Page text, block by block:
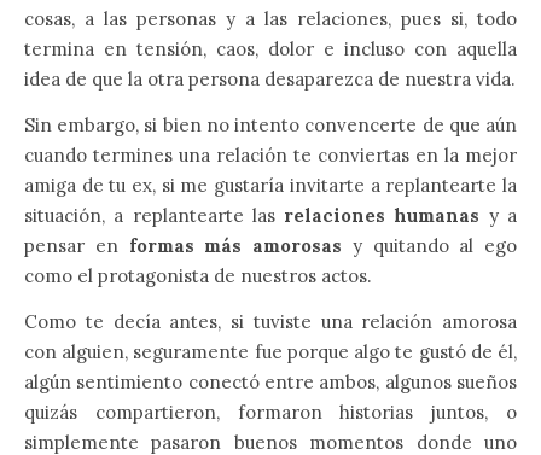
cosas, a las personas y a las relaciones, pues si, todo
termina en tensión, caos, dolor e incluso con aquella
idea de que la otra persona desaparezca de nuestra vida.
Sin embargo, si bien no intento convencerte de que aún
cuando termines una relación te conviertas en la mejor
amiga de tu ex, si me gustaría invitarte a replantearte la
situación, a replantearte las relaciones humanas y a
pensar en formas más amorosas y quitando al ego
como el protagonista de nuestros actos.
Como te decía antes, si tuviste una relación amorosa
con alguien, seguramente fue porque algo te gustó de él,
algún sentimiento conectó entre ambos, algunos sueños
quizás compartieron, formaron historias juntos, o
simplemente pasaron buenos momentos donde uno